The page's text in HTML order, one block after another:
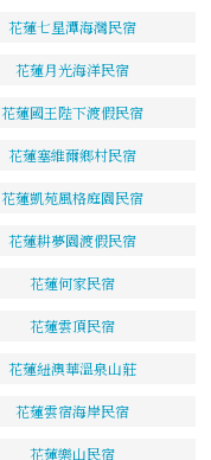
花蓮七星潭海灣民宿
花蓮月光海洋民宿
花蓮國王陛下渡假民宿
花蓮塞維爾鄉村民宿
花蓮凱苑風格庭園民宿
花蓮耕夢園渡假民宿
花蓮何家民宿
花蓮雲頂民宿
花蓮紐澳華溫泉山莊
花蓮雲宿海岸民宿
花蓮樂山民宿